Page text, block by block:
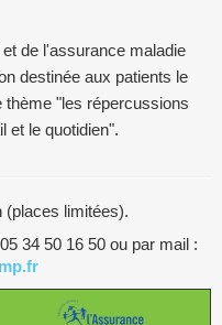
de l'assurance maladie
destinée aux patients le
thème "les répercussions
et le quotidien".
(places limitées).
34 50 16 50 ou par mail :